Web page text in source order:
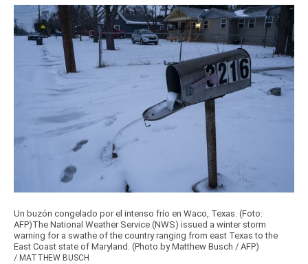
Un buzón congelado por el intenso frío en Waco, Texas. (Foto:
AFP)The National Weather Service (NWS) issued a winter storm
warning for a swathe of the country ranging from east Texas to the
East Coast state of Maryland. (Photo by Matthew Busch / AFP)
/ MATTHEW BUSCH